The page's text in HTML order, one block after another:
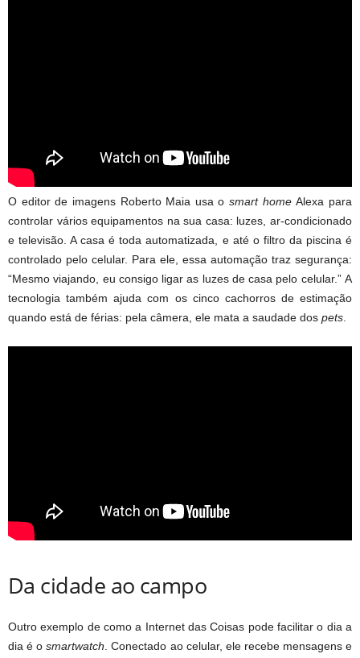
O editor de imagens Roberto Maia usa osmart homeAlexa para
controlar vários equipamentos na sua casa: luzes, ar-condicionado
e televisão. A casa é toda automatizada, e até o filtro da piscina é
controlado pelo celular. Para ele, essa automação traz segurança:
“Mesmo viajando, eu consigo ligar as luzes de casa pelo celular.” A
tecnologia também ajuda com os cinco cachorros de estimação
quando está de férias: pela câmera, ele mata a saudade dos pets.
Da cidade ao campo
Outro exemplo de como a Internet das Coisas pode facilitar o dia a
dia é osmartwatch . Conectado ao celular, ele recebe mensagens e